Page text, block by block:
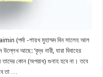
-শায়খ মুহাম্মদ বিন সালেহ আল
আছে: ‘বৃদ্ধ নারী, যারা বিবাহের
তাদের কোন (অপরাধ) গুনাহ হবে না। তবে
তা …